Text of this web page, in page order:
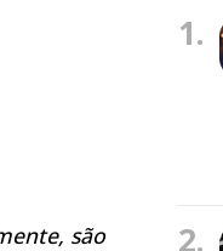
são
1.
2.